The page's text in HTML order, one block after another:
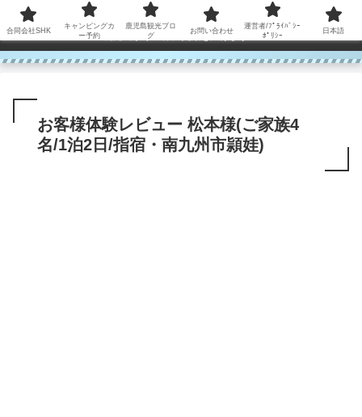
コンテンツへスキップ
鹿児島から世界に笑顔を広げます！
お客様体験レビュー 松本様(ご家族4
名/1泊2日/指宿・南九州市頴娃)
合同会社SHK
キャンピングカ
ー予約
鹿児島観光ブロ
グ
お問い合わせ
運営者/ﾌﾟﾗｲﾊﾞｼｰ
ﾎﾟﾘｼｰ
日本語